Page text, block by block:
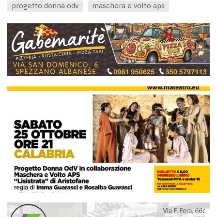
progetto donna odv
maschera e volto aps